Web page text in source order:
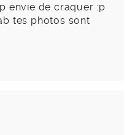
envie de craquer :p
tes photos sont